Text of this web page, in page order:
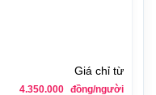
Giá chỉ từ
4.350.000 đồng/người